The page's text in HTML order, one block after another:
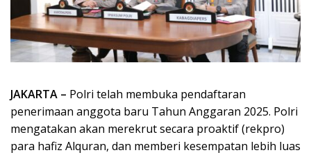
JAKARTA – Polri telah membuka pendaftaran
penerimaan anggota baru Tahun Anggaran 2025. Polri
mengatakan akan merekrut secara proaktif (rekpro)
para hafiz Alquran, dan memberi kesempatan lebih luas